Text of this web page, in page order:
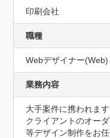
印刷会社
職種
Webデザイナー(Web)
業務内容
大手案件に携われます
クライアントのオー
等デザイン制作をお任